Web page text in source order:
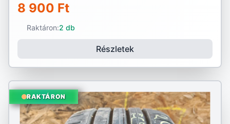
8 900 Ft
Raktáron:2 db
Részletek
RAKTÁRON